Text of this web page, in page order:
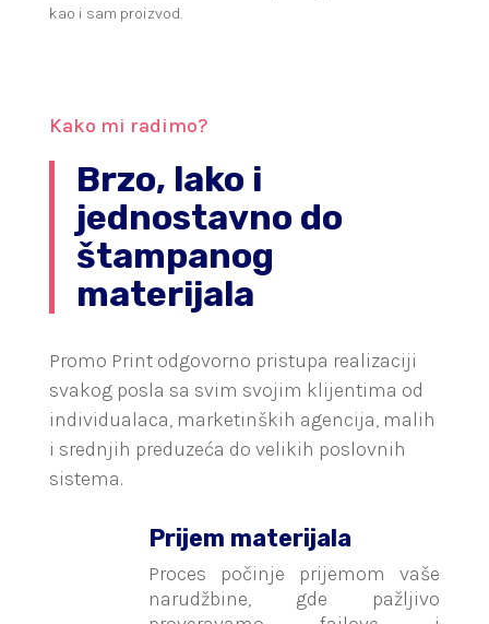
kao i sam proizvod.
Kako mi radimo?
Brzo, lako i
jednostavno do
štampanog
materijala
Promo Print odgovorno pristupa realizaciji
svakog posla sa svim svojim klijentima od
individualaca, marketinških agencija, malih
i srednjih preduzeća do velikih poslovnih
sistema.
Prijem materijala
Proces počinje prijemom vaše
narudžbine, gde pažljivo